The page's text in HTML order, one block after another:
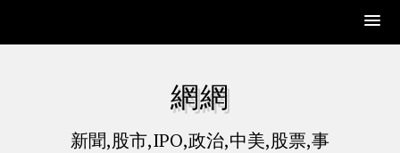
網網
新聞,股市,IPO,政治,中美,股票,事